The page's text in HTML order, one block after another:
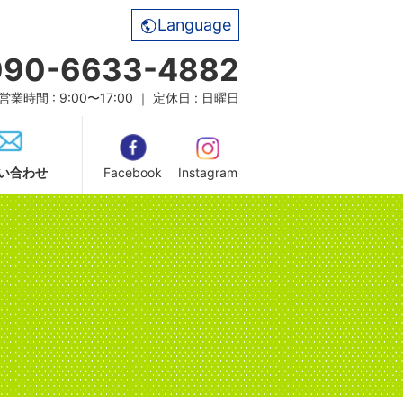
Language
6633-4882
業時間 : 9:00〜17:00 ｜ 定休日 : 日曜日
合わせ Facebook Instagram